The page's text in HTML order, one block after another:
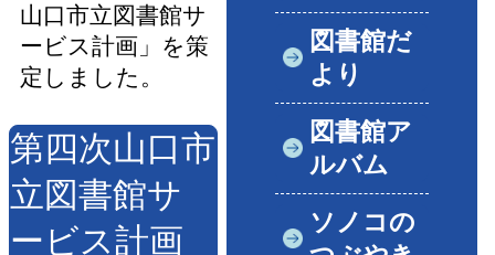
山口市立図書館サ
ービス計画」を策
定しました。
第四次山口市
立図書館サ
ービス計画
図書館だ
より
図書館ア
ルバム
ソノコの